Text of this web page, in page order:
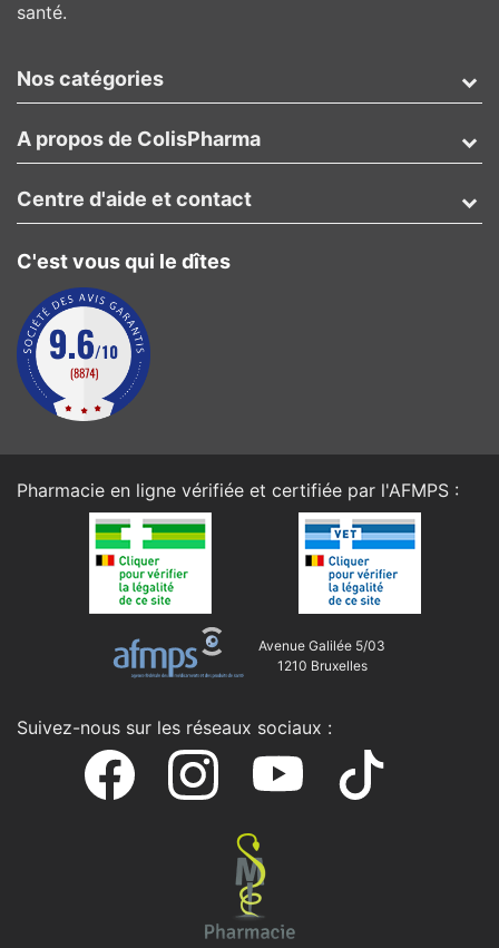
santé.
Nos catégories
A propos de ColisPharma
C'est vous qui le dîtes
Centre d'aide et contact
Pharmacie en ligne vérifiée et certifiée par l'AFMPS :
Avenue Galilée 5/03
1210 Bruxelles
Suivez-nous sur les réseaux sociaux :